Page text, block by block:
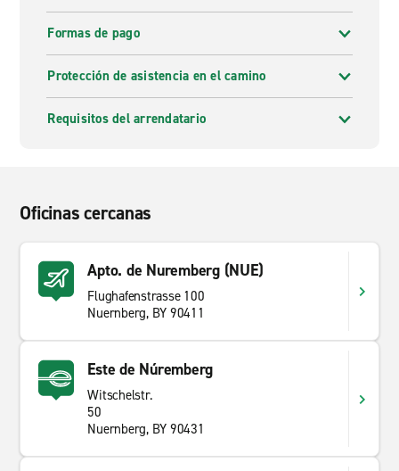
Formas de pago
Protección de asistencia en el camino
Requisitos del arrendatario
Oficinas cercanas
Apto. de Nuremberg (NUE)
Flughafenstrasse 100
Nuernberg, BY 90411
Este de Núremberg
Witschelstr.
50
Nuernberg, BY 90431